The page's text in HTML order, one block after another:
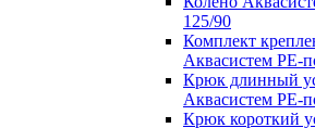
125/90
Комплект
Аквасистем PE-
Крюк длинный
Аквасистем PE-
Крюк короткий